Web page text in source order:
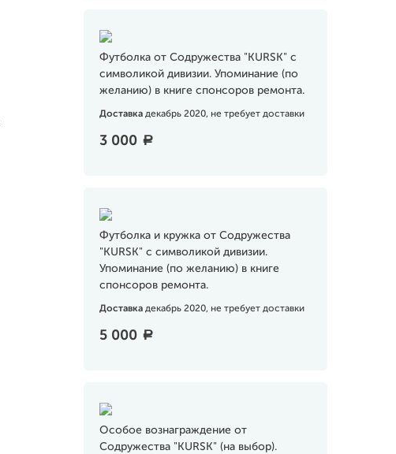
Футболка от Содружества "KURSK" с
символикой дивизии. Упоминание (по
желанию) в книге спонсоров ремонта.
Доставка декабрь 2020, не требует доставки
3 000 a
Футболка и кружка от Содружества
"KURSK" с символикой дивизии.
Упоминание (по желанию) в книге
спонсоров ремонта.
Доставка декабрь 2020, не требует доставки
5 000 a
Особое вознаграждение от
Содружества "KURSK" (на выбор).